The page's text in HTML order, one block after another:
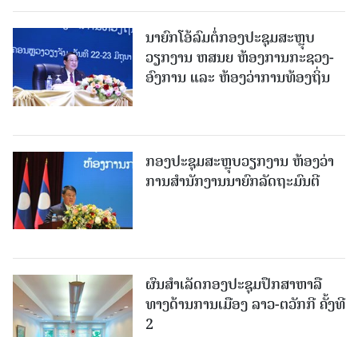
ນາຍົກໂອ້ລົມຕໍ່ກອງປະຊຸມສະຫຼຸບ
ວຽກງານ ຫສນຍ ຫ້ອງການກະຊວງ-
ອົງການ ແລະ ຫ້ອງວ່າການທ້ອງຖິ່ນ
ກອງປະຊຸມສະຫຼຸບວຽກງານ ຫ້ອງວ່າ
ການສຳນັກງານນາຍົກລັດຖະມົນຕີ
ຜົນສໍາເລັດກອງປະຊຸມປຶກສາຫາລື
ທາງດ້ານການເມືອງ ລາວ-ຕວັກກີ​ ຄັ້ງ​ທີ​
2